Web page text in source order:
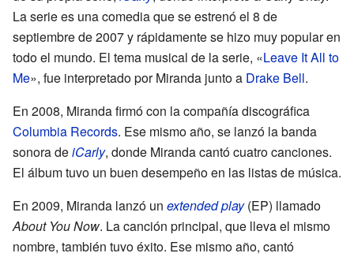
La serie es una comedia que se estrenó el 8 de
septiembre de 2007 y rápidamente se hizo muy popular en
todo el mundo. El tema musical de la serie, «Leave It All to
Me», fue interpretado por Miranda junto a Drake Bell.
En 2008, Miranda firmó con la compañía discográfica
Columbia Records. Ese mismo año, se lanzó la banda
sonora deiCarly, donde Miranda cantó cuatro canciones.
El álbum tuvo un buen desempeño en las listas de música.
En 2009, Miranda lanzó un extended play(EP) llamado
About You Now. La canción principal, que lleva el mismo
nombre, también tuvo éxito. Ese mismo año, cantó